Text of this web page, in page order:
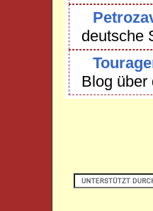
deutsche
Blog über